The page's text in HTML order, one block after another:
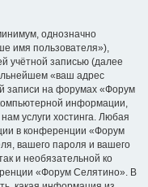
однозначно
имя пользователя»),
учётной записью (далее
«ваш адрес
записи на форумах «Форум
информации,
услуги хостинга. Любая
в конференции «Форум
вашего пароля и вашего
и необязательной ко
«Форум Селятино». В